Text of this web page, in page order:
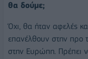
θα δούμε;
Όχι, θα ήταν αφελές
επανέλθουν στην προ
στην Ευρώπη. Πρέπει